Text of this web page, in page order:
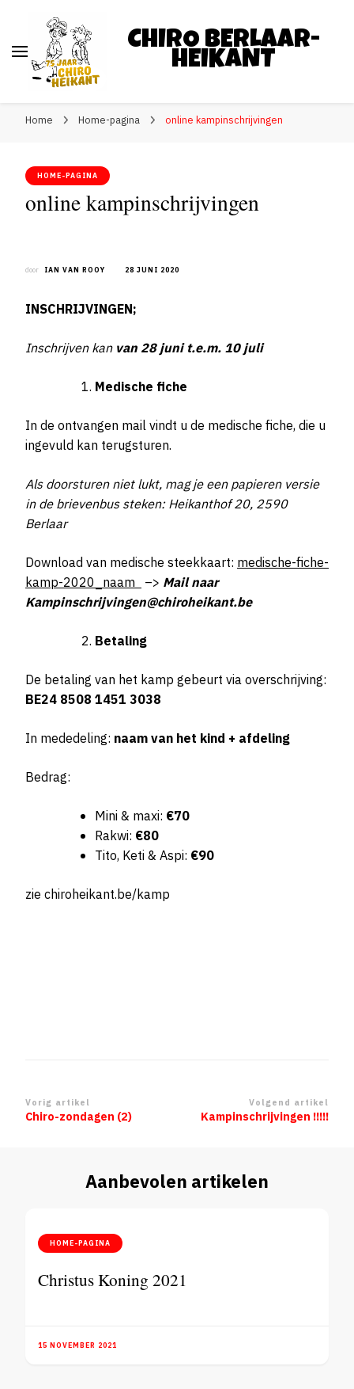
CHIRO BERLAAR-
HEIKANT
Home Home-pagina online kampinschrijvingen
HOME-PAGINA
online kampinschrijvingen
door IAN VAN ROOY 28 JUNI 2020
INSCHRIJVINGEN;
Inschrijven kan van 28 juni t.e.m. 10 juli
Medische fiche
In de ontvangen mail vindt u de medische fiche, die u
ingevuld kan terugsturen.
Als doorsturen niet lukt, mag je een papieren versie
in de brievenbus steken: Heikanthof 20, 2590
Berlaar
Download van medische steekkaart: medische-fiche-
kamp-2020_naam –> Mail naar
Kampinschrijvingen@chiroheikant.be
Betaling
De betaling van het kamp gebeurt via overschrijving:
BE24 8508 1451 3038
In mededeling: naam van het kind + afdeling
Bedrag:
Mini & maxi: €70
Rakwi: €80
Tito, Keti & Aspi: €90
zie chiroheikant.be/kamp
Berichtnavigatie
Vorig artikel
Chiro-zondagen (2)
Volgend artikel
Kampinschrijvingen !!!!!
Aanbevolen artikelen
HOME-PAGINA
Christus Koning 2021
15 NOVEMBER 2021